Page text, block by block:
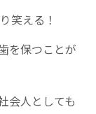
笑える！
を保つことが
会人としても